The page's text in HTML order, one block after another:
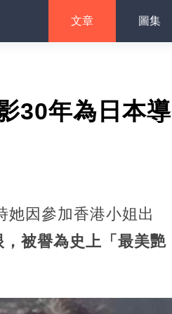
文章 圖集
30年為日本導
她因參加香港小姐出
被譽為史上「最美艷